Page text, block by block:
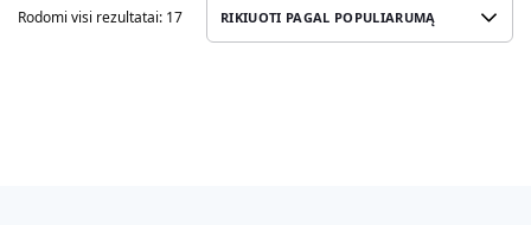
Rodomi visi rezultatai: 17